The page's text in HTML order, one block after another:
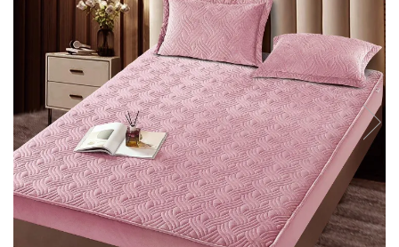
Lenjerii de pat Bumbac 100%
Lenjerii de pat Cocolino
Lenjerii de pat Finet + 2 Draperii
Lenjerii de pat Saten 4 piese cu
elastic